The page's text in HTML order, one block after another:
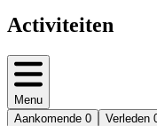
Activiteiten
Menu
Aankomende 0 Verleden